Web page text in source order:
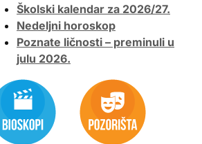
Školski kalendar za 2026/27.
Nedeljni horoskop
Poznate ličnosti – preminuli u
julu 2026.